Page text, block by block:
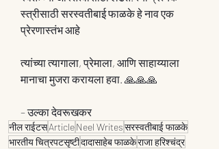
स्त्रीसाठी सरस्वतीबाई फाळके हे नाव एक
प्रेरणास्तंभ आहे
त्यांच्या त्यागाला, प्रेमाला, आणि साहाय्याला
मानाचा मुजरा करायला हवा. 🙏🙏🙏
– उल्का देवरूखकर
नील राईटसArticleNeel Writesसरस्वतीबाई फाळके
भारतीय चित्रपटसृष्टीदादासाहेब फाळकेराजा हरिश्चंद्र